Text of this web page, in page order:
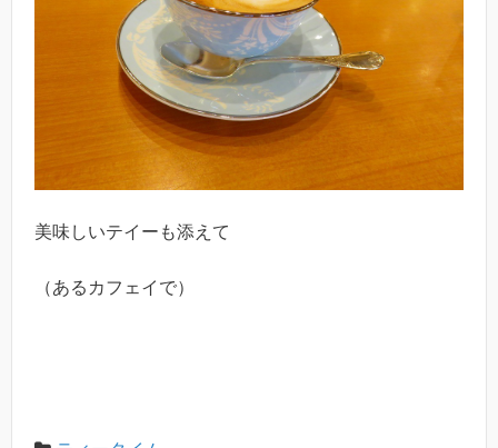
美味しいテイーも添えて
（あるカフェイで）